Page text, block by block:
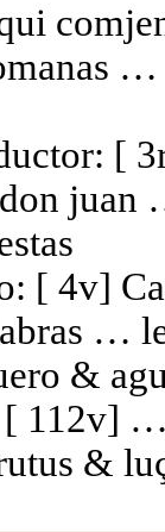
…
[
[ 4v]
…
&
112v] …
&